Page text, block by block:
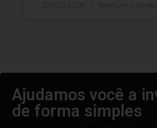
Ajudamos você a
de forma simples​